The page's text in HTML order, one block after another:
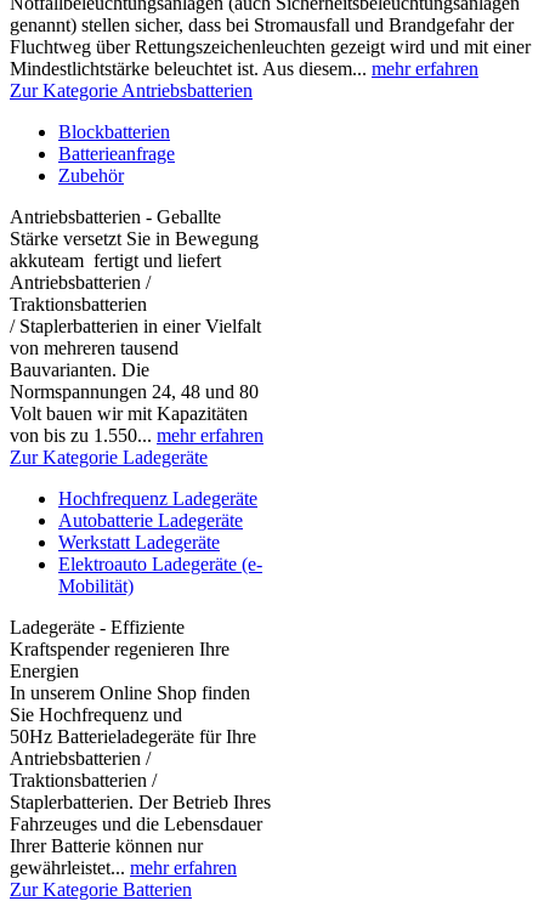
genannt) stellen sicher, dass bei Stromausfall und Brandgefahr der
Fluchtweg über Rettungszeichenleuchten gezeigt wird und mit einer
Mindestlichtstärke beleuchtet ist. Aus diesem... mehr erfahren
Zur Kategorie Antriebsbatterien
Blockbatterien
Batterieanfrage
Zubehör
Antriebsbatterien - Geballte
Stärke versetzt Sie in Bewegung
akkuteam fertigt und liefert
Antriebsbatterien /
Traktionsbatterien
/ Staplerbatterien in einer Vielfalt
von mehreren tausend
Bauvarianten. Die
Normspannungen 24, 48 und 80
Volt bauen wir mit Kapazitäten
von bis zu 1.550... mehr erfahren
Zur Kategorie Ladegeräte
Hochfrequenz Ladegeräte
Autobatterie Ladegeräte
Werkstatt Ladegeräte
Elektroauto Ladegeräte (e-
Mobilität)
Ladegeräte - Effiziente
Kraftspender regenieren Ihre
Energien
In unserem Online Shop finden
Sie Hochfrequenz und
50Hz Batterieladegeräte für Ihre
Antriebsbatterien /
Traktionsbatterien /
Staplerbatterien. Der Betrieb Ihres
Fahrzeuges und die Lebensdauer
Ihrer Batterie können nur
gewährleistet... mehr erfahren
Zur Kategorie Batterien